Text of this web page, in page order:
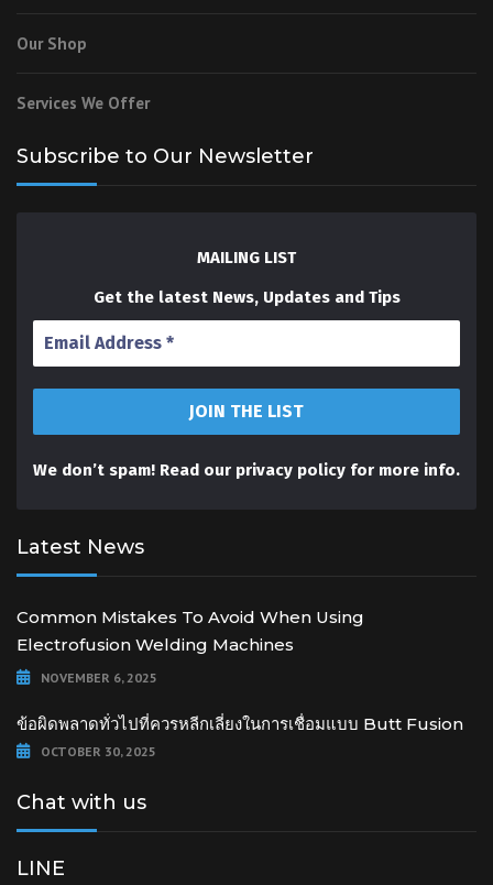
Our Shop
Services We Offer
Subscribe to Our Newsletter
MAILING LIST
Get the latest News, Updates and Tips
We don’t spam! Read our privacy policy for more info.
Latest News
Common Mistakes To Avoid When Using
Electrofusion Welding Machines
NOVEMBER 6, 2025
ข้อผิดพลาดทั่วไปที่ควรหลีกเลี่ยงในการเชื่อมแบบ Butt Fusion
OCTOBER 30, 2025
Chat with us
LINE